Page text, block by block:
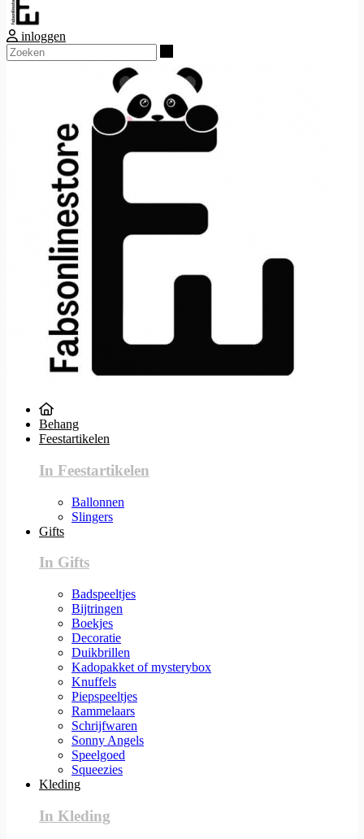
inloggen
Behang
Feestartikelen
In Feestartikelen
Ballonnen
Slingers
Gifts
In Gifts
Badspeeltjes
Bijtringen
Boekjes
Decoratie
Duikbrillen
Kadopakket of mysterybox
Knuffels
Piepspeeltjes
Rammelaars
Schrijfwaren
Sonny Angels
Speelgoed
Squeezies
Kleding
In Kleding